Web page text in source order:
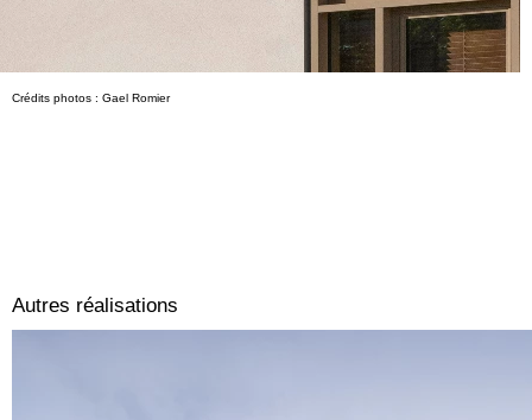
Crédits photos : Gael Romier
Autres réalisations